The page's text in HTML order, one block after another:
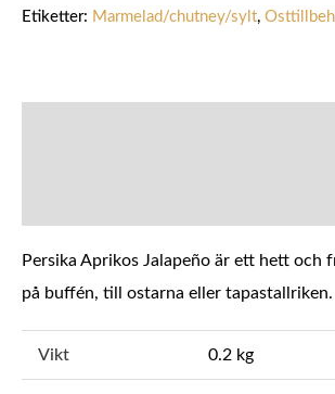
Etiketter: Marmelad/chutney/sylt,
Persika Aprikos Jalapeño är ett hett
på buffén, till ostarna eller tapastallriken.
Vikt 0.2 kg